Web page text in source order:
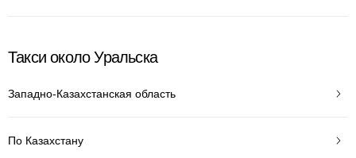
Такси около Уральска
Западно-Казахстанская область
По Казахстану